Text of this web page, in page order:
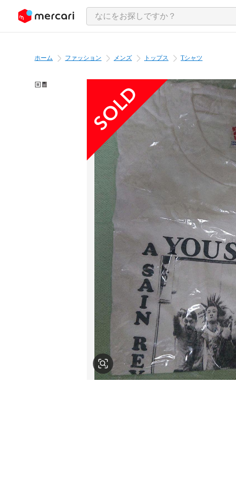
ツにスキップ
ホーム ファッション メンズ トップス Tシャツ